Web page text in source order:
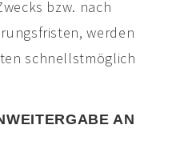
bzw. nach
werden
schnellstmöglich
AN